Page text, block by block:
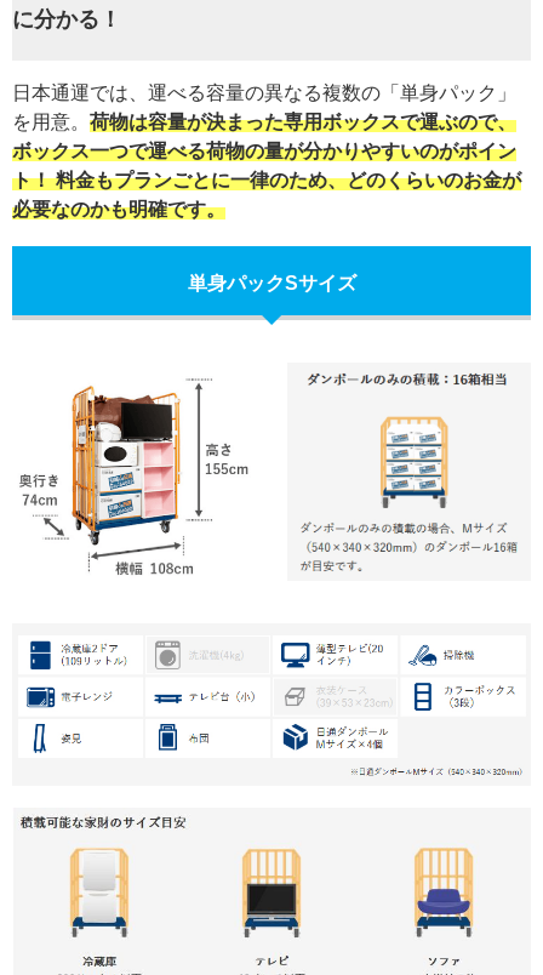
に分かる！
日本通運では、運べる容量の異なる複数の「単身パック」
を用意。 荷物は容量が決まった専用ボックスで運ぶので、
ボックス一つで運べる荷物の量が分かりやすいのがポイン
ト！ 料金もプランごとに一律のため、どのくらいのお金が
必要なのかも明確です。
単身パックSサイズ